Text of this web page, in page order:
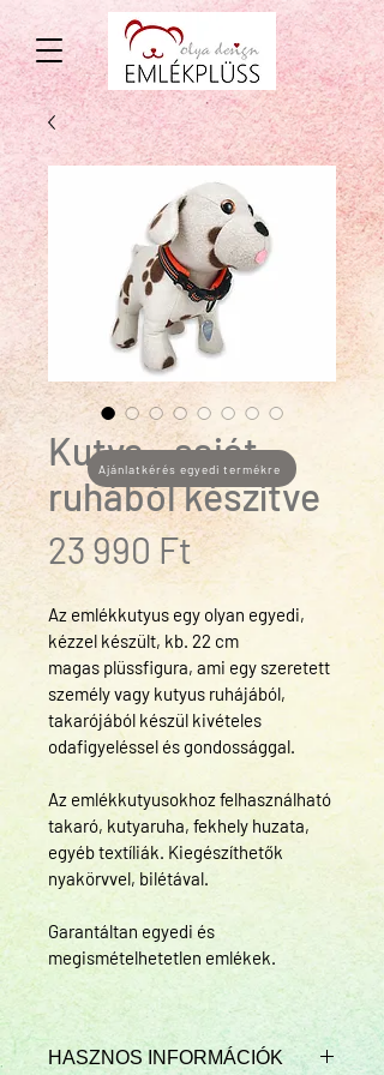
Kutya - saját
ruhából készítve
23 990 FtÁr
Az emlékkutyus egy olyan egyedi,
kézzel készült, kb. 22 cm
magas plüssfigura, ami egy szeretett
személy vagy kutyus ruhájából,
takarójából készül kivételes
odafigyeléssel és gondossággal.
Az emlékkutyusokhoz felhasználható
takaró, kutyaruha, fekhely huzata,
egyéb textíliák. Kiegészíthetők
nyakörvvel, bilétával.
Garantáltan egyedi és
megismételhetetlen emlékek.
HASZNOS INFORMÁCIÓK
Ajánlatkérés egyedi termékre